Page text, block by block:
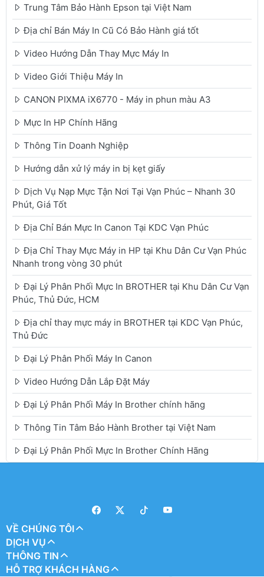
Trung Tâm Bảo Hành Epson tại Việt Nam
Địa chỉ Bán Máy In Cũ Có Bảo Hành giá tốt
Video Hướng Dẫn Thay Mực Máy In
Video Giới Thiệu Máy In
CANON PIXMA iX6770 - Máy in phun màu A3
Mực In HP Chính Hãng
Thông Tin Doanh Nghiệp
Hướng dẫn xử lý máy in bị kẹt giấy
Dịch Vụ Nạp Mực Tận Nơi Tại Vạn Phúc – Nhanh 30
Phút, Giá Tốt
Địa Chỉ Bán Mực In Canon Tại KDC Vạn Phúc
Địa Chỉ Thay Mực Máy in HP tại Khu Dân Cư Vạn Phúc
Nhanh trong vòng 30 phút
Đại Lý Phân Phối Mực In BROTHER tại Khu Dân Cư Vạn
Phúc, Thủ Đức, HCM
Địa chỉ thay mực máy in BROTHER tại KDC Vạn Phúc,
Thủ Đức
Đại Lý Phân Phối Máy In Canon
Video Hướng Dẫn Lắp Đặt Máy
Đại Lý Phân Phối Máy In Brother chính hãng
Thông Tin Tâm Bảo Hành Brother tại Việt Nam
Đại Lý Phân Phối Mực In Brother Chính Hãng
VỀ CHÚNG TÔI
DỊCH VỤ
THÔNG TIN
HỖ TRỢ KHÁCH HÀNG